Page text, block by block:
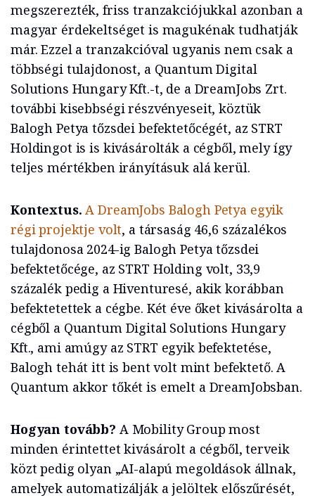
megszerezték, friss tranzakciójukkal azonban a
magyar érdekeltséget is magukénak tudhatják
már. Ezzel a tranzakcióval ugyanis nem csak a
többségi tulajdonost, a Quantum Digital
Solutions Hungary Kft.-t, de a DreamJobs Zrt.
további kisebbségi részvényeseit, köztük
Balogh Petya tőzsdei befektetőcégét, az STRT
Holdingot is is kivásárolták a cégből, mely így
teljes mértékben irányításuk alá kerül.
Kontextus.A DreamJobs Balogh Petya egyik
régi projektje volt, a társaság 46,6 százalékos
tulajdonosa 2024-ig Balogh Petya tőzsdei
befektetőcége, az STRT Holding volt, 33,9
százalék pedig a Hiventuresé, akik korábban
befektetettek a cégbe. Két éve őket kivásárolta a
cégből a Quantum Digital Solutions Hungary
Kft., ami amúgy az STRT egyik befektetése,
Balogh tehát itt is bent volt mint befektető. A
Quantum akkor tőkét is emelt a DreamJobsban.
Hogyan tovább? A Mobility Group most
minden érintettet kivásárolt a cégből, terveik
közt pedig olyan „AI-alapú megoldások állnak,
amelyek automatizálják a jelöltek előszűrését,